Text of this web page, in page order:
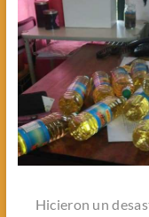
Hicieron un